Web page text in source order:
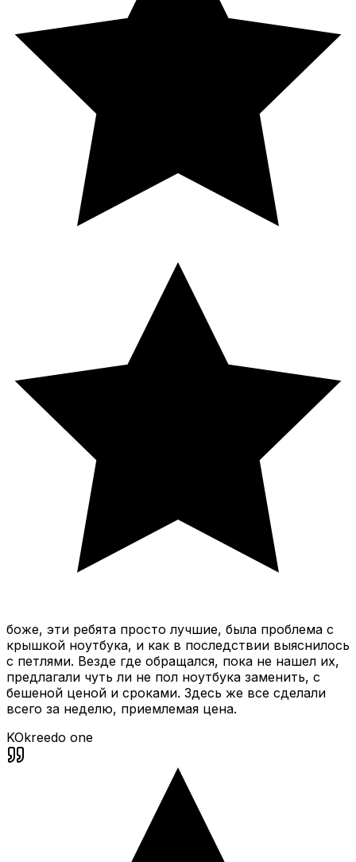
боже, эти ребята просто лучшие, была проблема с
крышкой ноутбука, и как в последствии выяснилось
с петлями. Везде где обращался, пока не нашел их,
предлагали чуть ли не пол ноутбука заменить, с
бешеной ценой и сроками. Здесь же все сделали
всего за неделю, приемлемая цена.
KOkreedo one